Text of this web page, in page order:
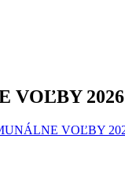
VOĽBY 2026